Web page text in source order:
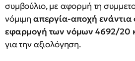
συμβούλιο, με αφορμή τη
νόμιμη απεργία-αποχή ενάντια
εφαρμογή των νόμων 4692/20
για την αξιολόγηση.